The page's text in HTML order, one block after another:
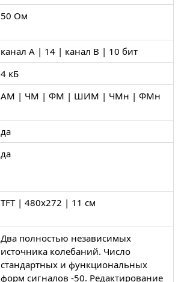
50 Ом
канал A | 14 | канал B | 10 бит
4 кБ
АМ | ЧМ | ФМ | ШИМ | ЧМн | ФМн
да
да
TFT | 480х272 | 11 см
Два полностью независимых
источника колебаний. Число
стандартных и функциональных
форм сигналов -50. Редактирование